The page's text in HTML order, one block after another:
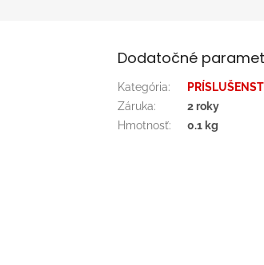
Dodatočné
Kategória:
Záruka:
2 roky
Hmotnosť: 0.1 kg